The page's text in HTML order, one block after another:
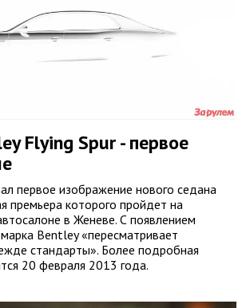
Flying Spur - первое
первое изображение нового седана
премьера которого пройдет на
в Женеве. С появлением
Bentley «пересматривает
стандарты». Более подробная
20 февраля 2013 года.